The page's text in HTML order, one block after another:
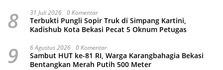
8 31 Juli 2026 0 Komentar
Terbukti Pungli Sopir Truk di Simpang Kartini,
Kadishub Kota Bekasi Pecat 5 Oknum Petugas
9 6 Agustus 2026 0 Komentar
Sambut HUT ke-81 RI, Warga Karangbahagia Bekasi
Bentangkan Merah Putih 500 Meter